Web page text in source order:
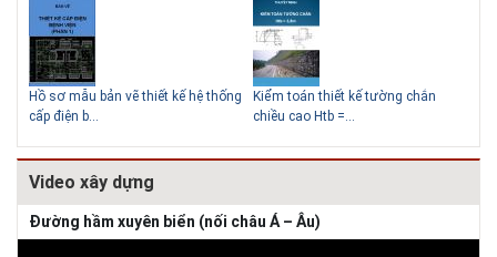
Giải pháp xử lý thấm chân
tường
Hồ sơ mẫu bản vẽ thiết kế hệ thống
cấp điện b...
Kiểm toán thiết kế tường chắn
chiều cao Htb =...
Video xây dựng
Đường hầm xuyên biển (nối châu Á – Âu)